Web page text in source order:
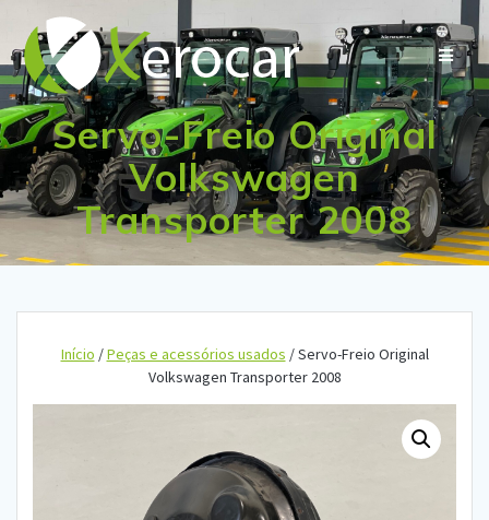
to
content
Servo-Freio Original
Volkswagen
Transporter 2008
Início /Peças e acessórios usados / Servo-Freio Original
Volkswagen Transporter 2008